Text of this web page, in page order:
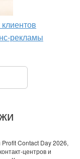
рекламы
Contact Day 2026,
центров и